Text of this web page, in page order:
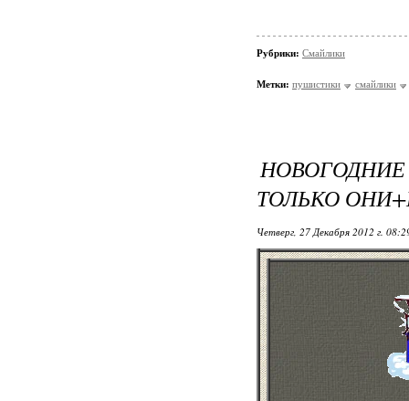
Рубрики: Смайлики
Метки: пушистики смайлики
ТОЛЬКО
Четверг, 27 Декабря 2012 г.